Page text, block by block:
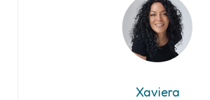
Xaviera